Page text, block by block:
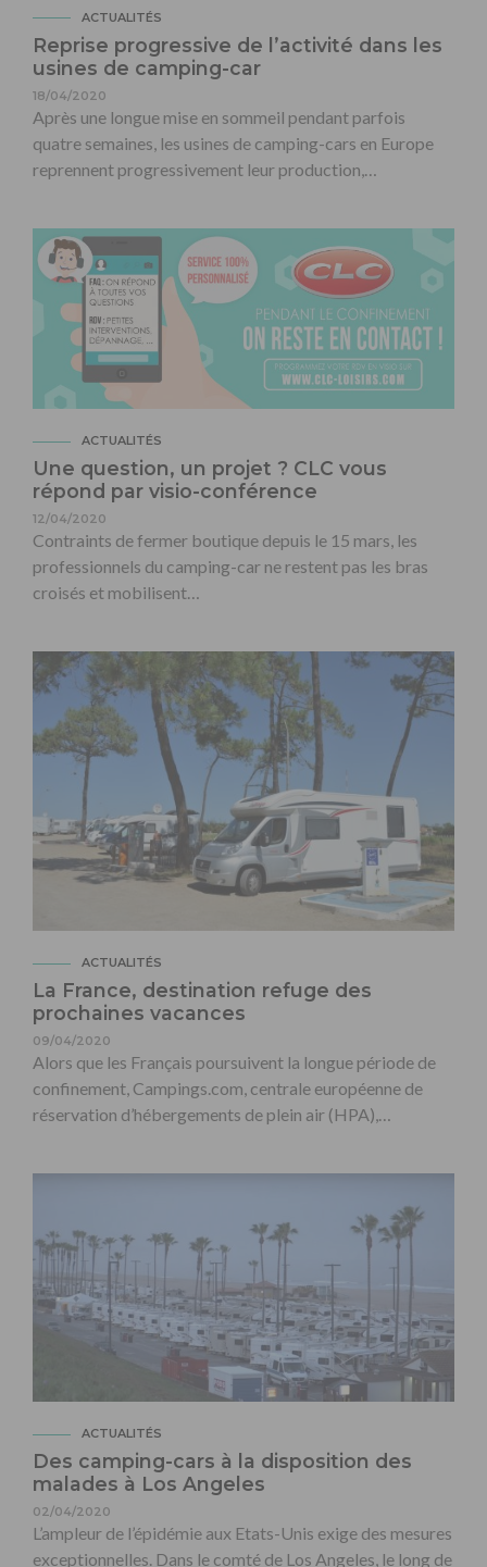
ACTUALITÉS
Reprise progressive de l’activité dans les
usines de camping-car
18/04/2020
Après une longue mise en sommeil pendant parfois
quatre semaines, les usines de camping-cars en Europe
reprennent progressivement leur production,…
ACTUALITÉS
Une question, un projet ? CLC vous
répond par visio-conférence
12/04/2020
Contraints de fermer boutique depuis le 15 mars, les
professionnels du camping-car ne restent pas les bras
croisés et mobilisent…
ACTUALITÉS
La France, destination refuge des
prochaines vacances
09/04/2020
Alors que les Français poursuivent la longue période de
confinement, Campings.com, centrale européenne de
réservation d’hébergements de plein air (HPA),…
ACTUALITÉS
Des camping-cars à la disposition des
malades à Los Angeles
02/04/2020
L’ampleur de l’épidémie aux Etats-Unis exige des mesures
exceptionnelles. Dans le comté de Los Angeles, le long de